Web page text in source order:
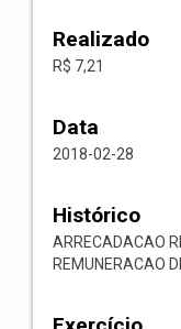
Realizado
R$ 7,21
Data
2018-02-28
Histórico
ARRECADACAO
REMUNERACAO